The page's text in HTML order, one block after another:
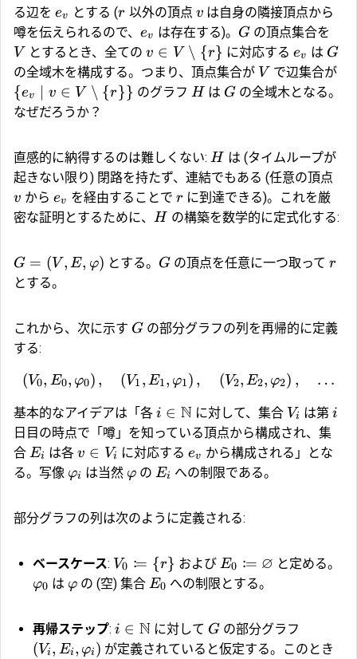
る辺を ev とする (r 以外の頂点 v は自身の隣接頂点から
噂を伝えられるので、 ev は存在する)。 G の頂点集合を
V とするとき、全てのv ∈ V ∖ {r} に対応するev は G
の全域木を構成する。つまり、頂点集合が V で辺集合が
{ev ∣ v ∈ V ∖ {r}} のグラフ H は G の全域木となる。
なぜだろうか？
直感的に納得するのは難しくない: H は (タイムループが
起きない限り) 閉路を持たず、連結でもある (任意の頂点
v から ev を経由することで r に到達できる)。これを厳
密な証明とするために、
H の構築を数学的に定式化する:
G = (V , E, φ) とする。 Gの頂点を任意に一つ取って r
とする。
これから、次に示す G の部分グラフの列を再帰的に定義
する:
(V0, E0, φ0) , (V1 , E1, φ1) , (V2, E2, φ2) , …
基本的なアイデアは「各 i ∈ Nに対して、集合 Vi は第i
日目の時点で「噂」を知っている頂点から構成され、集
合 Ei は各v ∈ Vi に対応する ev から構成される」とな
る。写像 φi は当然 φ の Ei への制限である。
部分グラフの列は次のように定義される:
ベースケース: V0 := {r} および E0 := ∅ と定める。
φ0 は φ の (空) 集合 E0 への制限とする。
再帰ステップ: i ∈ Nに対して Gの部分グラフ
(Vi , Ei , φi ) が定義されていると仮定する。このとき